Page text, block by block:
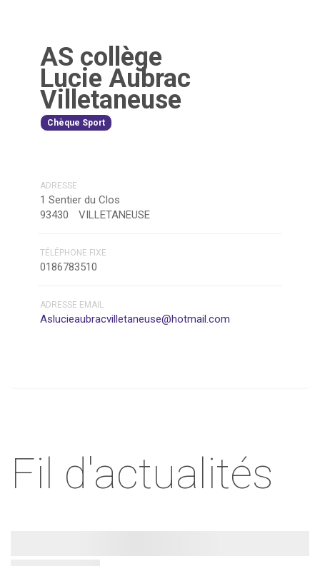
AS collège
Lucie Aubrac
Villetaneuse
Chèque Sport
ADRESSE
1 Sentier du Clos
93430
VILLETANEUSE
TÉLÉPHONE FIXE
0186783510
ADRESSE EMAIL
Aslucieaubracvilletaneuse@hotmail.com
Fil d'actualités